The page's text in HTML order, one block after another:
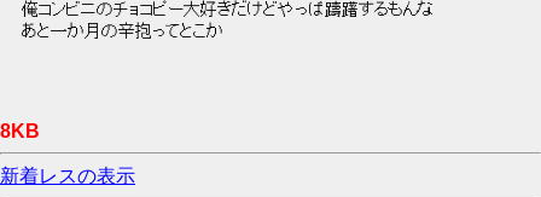
俺コンビニのチョコピー大好きだけどやっぱ躊躇するもんな
あと一か月の辛抱ってとこか
8KB
新着レスの表示